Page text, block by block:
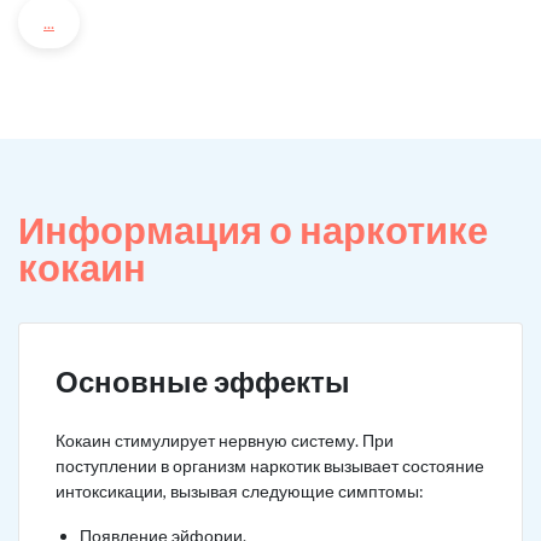
...
Информация о наркотике
кокаин
Основные эффекты
Кокаин стимулирует нервную систему. При
поступлении в организм наркотик вызывает состояние
интоксикации, вызывая следующие симптомы:
Появление эйфории.